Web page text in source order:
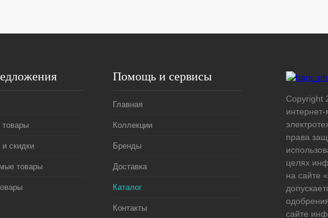
товары
скидки
товары
Помощь и сервисы
Главная
Коллекции
Бренды
Доставка
Каталог
Контакты
Copyright
интернет-
права
целях
на сайте
сайте